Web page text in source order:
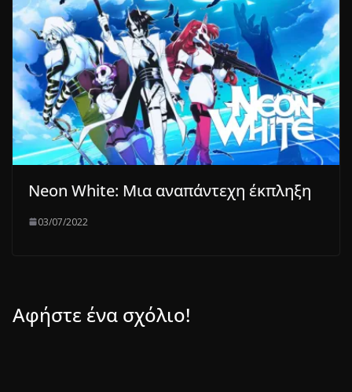
Neon White: Μια αναπάντεχη έκπληξη
03/07/2022
Αφήστε ένα σχόλιο!